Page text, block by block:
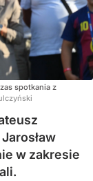
spotkania z
w zakresie